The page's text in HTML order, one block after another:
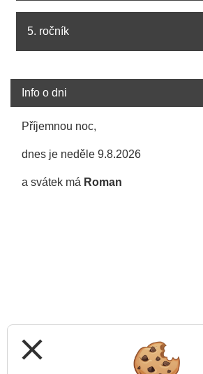
5. ročník
Info o dni
Příjemnou noc,
dnes je neděle 9.8.2026
a svátek má Roman
close